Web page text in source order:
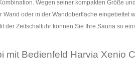
Wegen seiner kompakten Größe
oder in der Wandoberfläche
Zeitschaltuhr können Sie Ihre Sauna so
mit Bedienfeld Harvia Xenio C